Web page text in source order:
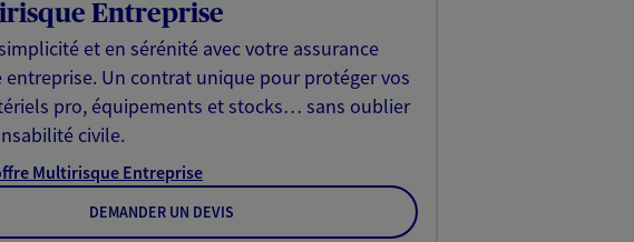
Entreprise
et en sérénité avec votre assurance
Un contrat unique pour protéger vos
pro, équipements et stocks… sans oublier
civile.
Multirisque Entreprise
DEMANDER UN DEVIS